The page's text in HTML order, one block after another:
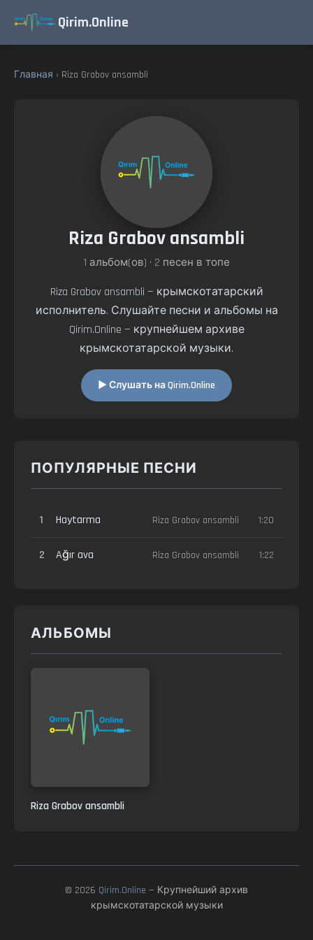
Qirim.Online
Главная › Riza Grabov ansambli
Riza Grabov ansambli
1 альбом(ов) • 2 песен в топе
Riza Grabov ansambli — крымскотатарский
исполнитель. Слушайте песни и альбомы на
Qirim.Online — крупнейшем архиве
крымскотатарской музыки.
▶ Слушать на Qirim.Online
ПОПУЛЯРНЫЕ ПЕСНИ
1 Haytarma Riza Grabov ansambli 1:20
2 Ağır ava Riza Grabov ansambli 1:22
АЛЬБОМЫ
Riza Grabov ansambli
© 2026 Qirim.Online — Крупнейший архив
крымскотатарской музыки